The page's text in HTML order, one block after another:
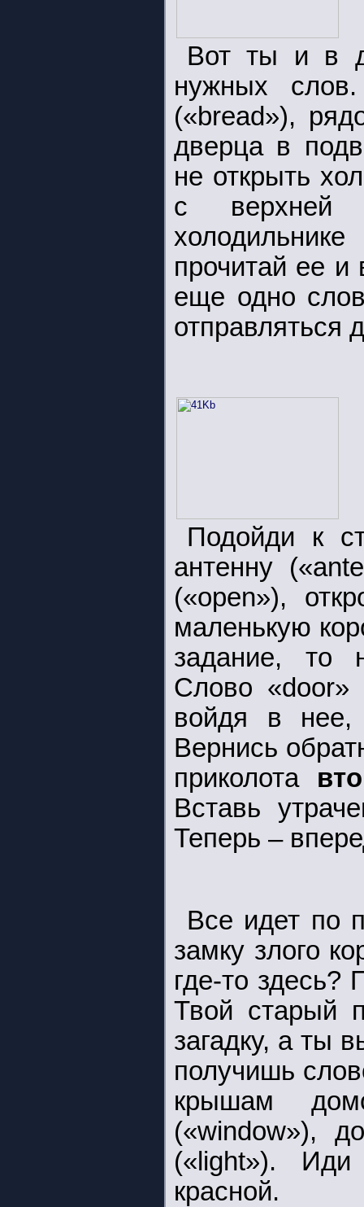
Вот ты и в
нужных
(«bread»),
дверца в
не открыть
с верхней
прочитай ее
еще одно
отправляться
Подойди к
антенну
(«open»),
маленькую
задание, то
Слово «door»
войдя в нее,
Вернись
приколота
Вставь
Теперь –
Все идет по
замку злого
где-то здесь?
Твой старый
загадку, а ты
получишь
крышам
(«window»),
(«light»). Иди
красной.